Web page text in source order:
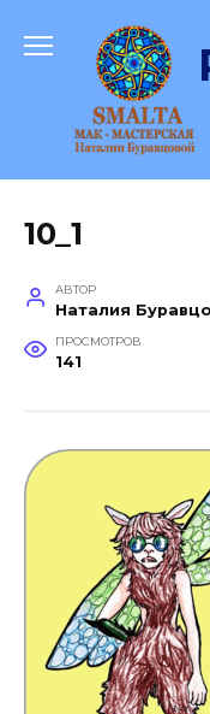
содержанию
10_1
АВТОР
Наталия
ПРОСМОТРОВ
141